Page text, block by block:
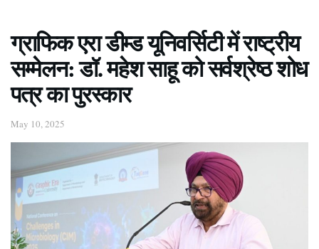
ग्राफिक एरा डीम्ड यूनिवर्सिटी में राष्ट्रीय
सम्मेलन: डॉ. महेश साहू को सर्वश्रेष्ठ शोध
पत्र का पुरस्कार
May 10, 2025